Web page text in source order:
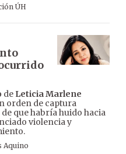
ÚH
de Leticia Marlene
orden de captura
que habría huido hacia
violencia y
Aquino